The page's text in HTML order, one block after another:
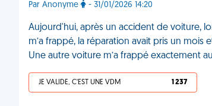
Par Anonyme - 31/01/2026 14:20
Aujourd'hui, après un accident de voiture,
m’a frappé, la réparation avait pris un
Une autre voiture m’a frappé exactement
JE VALIDE, C'EST UNE VDM 1 237